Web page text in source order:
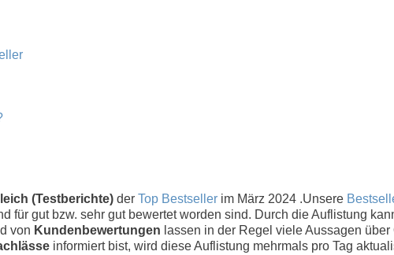
(Testberichte) der Top Bestseller im März 2024 .Unsere
gut bzw. sehr gut bewertet worden sind. Durch die Auflistung
von Kundenbewertungen lassen in der Regel viele Aussagen
informiert bist, wird diese Auflistung mehrmals pro Tag